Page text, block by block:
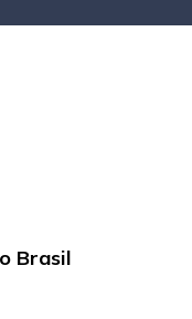
Brasil